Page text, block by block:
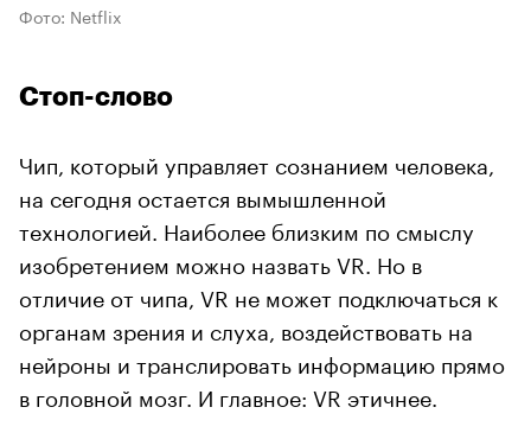
Фото: Netflix
Стоп-слово
Чип, который управляет сознанием человека,
на сегодня остается вымышленной
технологией. Наиболее близким по смыслу
изобретением можно назвать VR. Но в
отличие от чипа, VR не может подключаться к
органам зрения и слуха, воздействовать на
нейроны и транслировать информацию прямо
в головной мозг. И главное: VR этичнее.